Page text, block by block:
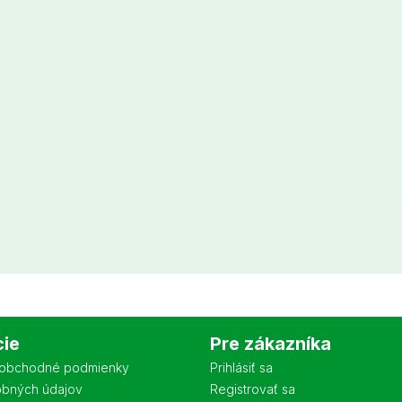
podmienky
údajov
Pre zákazníka
Prihlásiť sa
Registrovať sa